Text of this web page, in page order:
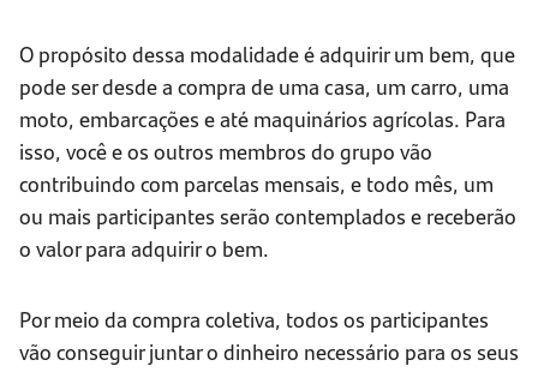
O propósito dessa modalidade é adquirir um bem, que
pode ser desde a compra de uma casa, um carro, uma
moto, embarcações e até maquinários agrícolas. Para
isso, você e os outros membros do grupo vão
contribuindo com parcelas mensais, e todo mês, um
ou mais participantes serão contemplados e receberão
o valor para adquirir o bem.
Por meio da compra coletiva, todos os participantes
vão conseguir juntar o dinheiro necessário para os seus